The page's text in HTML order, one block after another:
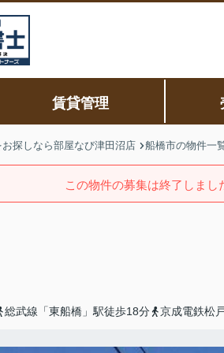
賃貸管理
探しなら部屋なび津田沼店 船橋市の物件一
この物件の募集は終了しまし
総武線「東船橋」駅徒歩18分 京成電鉄松